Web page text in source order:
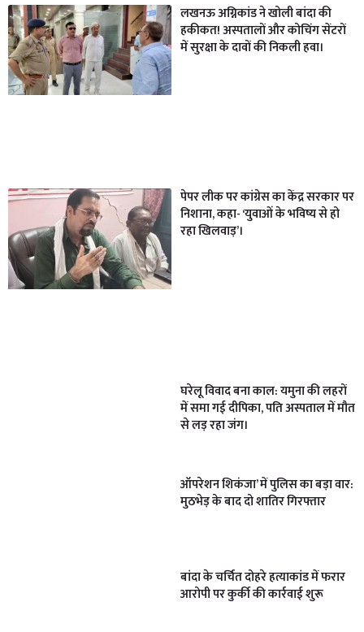
लखनऊ अग्निकांड ने खोली बांदा की
हकीकत! अस्पतालों और कोचिंग सेंटरों
में सुरक्षा के दावों की निकली हवा।
पेपर लीक पर कांग्रेस का केंद्र सरकार पर
निशाना, कहा- ‘युवाओं के भविष्य से हो
रहा खिलवाड़’।
घरेलू विवाद बना काल: यमुना की लहरों
में समा गई दीपिका, पति अस्पताल में मौत
से लड़ रहा जंग।
ऑपरेशन शिकंजा’ में पुलिस का बड़ा वार:
मुठभेड़ के बाद दो शातिर गिरफ्तार
बांदा के चर्चित दोहरे हत्याकांड में फरार
आरोपी पर कुर्की की कार्रवाई शुरू